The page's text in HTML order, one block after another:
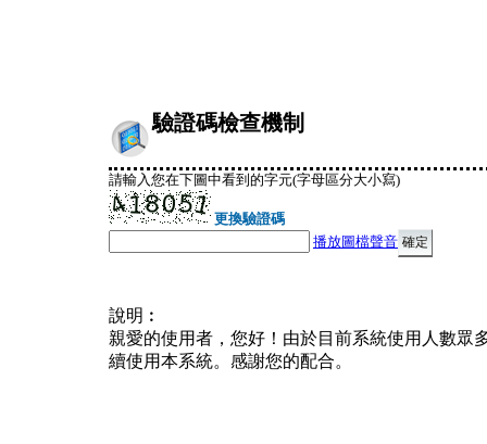
驗證碼檢查機制
請輸入您在下圖中看到的字元(字母區分大小寫)
更換驗證碼
播放圖檔聲音
說明︰
親愛的使用者，您好！由於目前系統使用人數眾
續使用本系統。感謝您的配合。